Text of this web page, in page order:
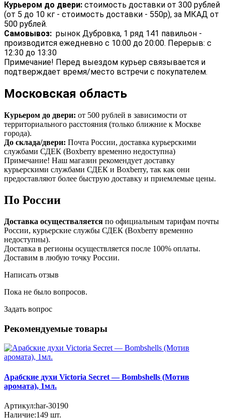
Курьером до двери: стоимость доставки от 300 рублей
(от 5 до 10 кг - стоимость доставки - 550р), за МКАД от
500 рублей.
Самовывоз: рынок Дубровка, 1 ряд 141 павильон -
производится ежедневно с 10:00 до 20:00. Перерыв: с
12:30 до 13:30
Примечание! Перед выездом курьер связывается и
подтверждает время/место встречи с покупателем.
Московская область
Курьером до двери: от 500 рублей в зависимости от
территориального расстояния (только ближние к Москве
города).
До склада/двери: Почта России, доставка курьерскими
службами СДЕК (Boxberry временно недоступна)
Примечание! Наш магазин рекомендует доставку
курьерскими службами СДЕК и Boxberry, так как они
предоставляют более быструю доставку и приемлемые цены.
По России
Доставка осуществаляется по официальным тарифам почты
России, курьерские службы СДЕК (Boxberry временно
недоступны).
Доставка в регионы осуществляется после 100% оплаты.
Доставим в любую точку России.
Написать отзыв
Пока не было вопросов.
Задать вопрос
Рекомендуемые товары
Арабские духи Victoria Secret — Bombshells (Мотив
аромата), 1мл.
Артикул:har-30190
Наличие:149 шт.